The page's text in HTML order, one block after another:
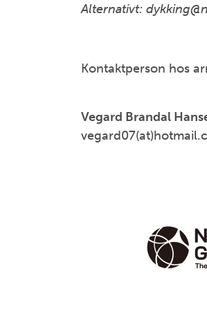
Alternativt:
Kontaktperson hos
Vegard Brandal